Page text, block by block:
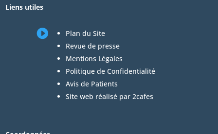
Liens utiles

Plan du Site
Revue de presse
Mentions Légales
Politique de Confidentialité
Avis de Patients
Site web réalisé par 2cafes